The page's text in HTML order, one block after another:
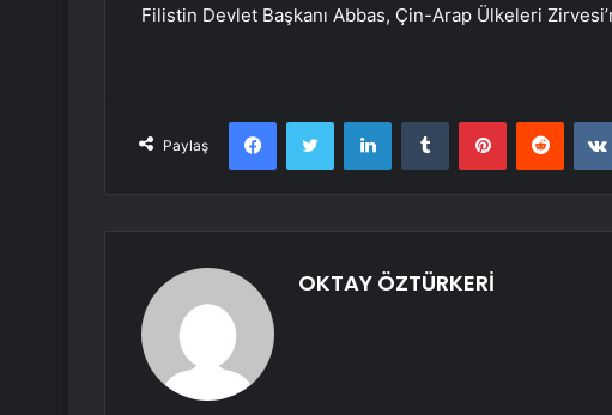
Filistin Devlet Başkanı Abbas, Çin-Arap Ülkeleri
Paylaş
FacebookTwitter LinkedInTumblr PinterestReddit
OKTAY ÖZTÜRKERİ